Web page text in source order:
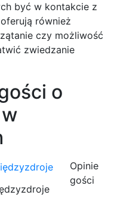
być w kontakcie z
również
czy możliwość
zwiedzanie
o
Opinie
gości